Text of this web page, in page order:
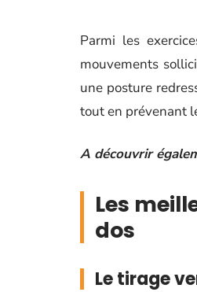
Parmi les
mouvements
une posture
tout en prévenant
A découvrir
Les
dos
Le tirage